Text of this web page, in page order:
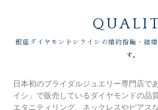
銀座ダイヤモンドシライシの婚約指輪・結
す。
日本初のブライダルジュエリー専門店で
イシ」で販売しているダイヤモンドの品
エタニティリング、ネックレスやピアス